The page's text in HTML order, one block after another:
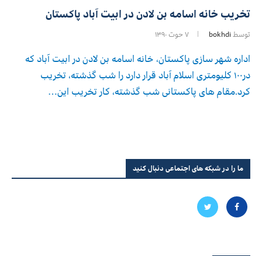
تخریب خانه اسامه بن لادن در ابیت آباد پاکستان
توسط bokhdi ۷ حوت ۱۳۹۰
اداره شهر سازی پاکستان، خانه اسامه بن لادن در ابیت آباد که
در۱۰۰ کلیومتری اسلام آباد قرار دارد را شب گذشته، تخریب
کرد.مقام های پاکستانی شب گذشته، کار تخریب این…
ما را در شبکه های اجتماعی دنبال کنید